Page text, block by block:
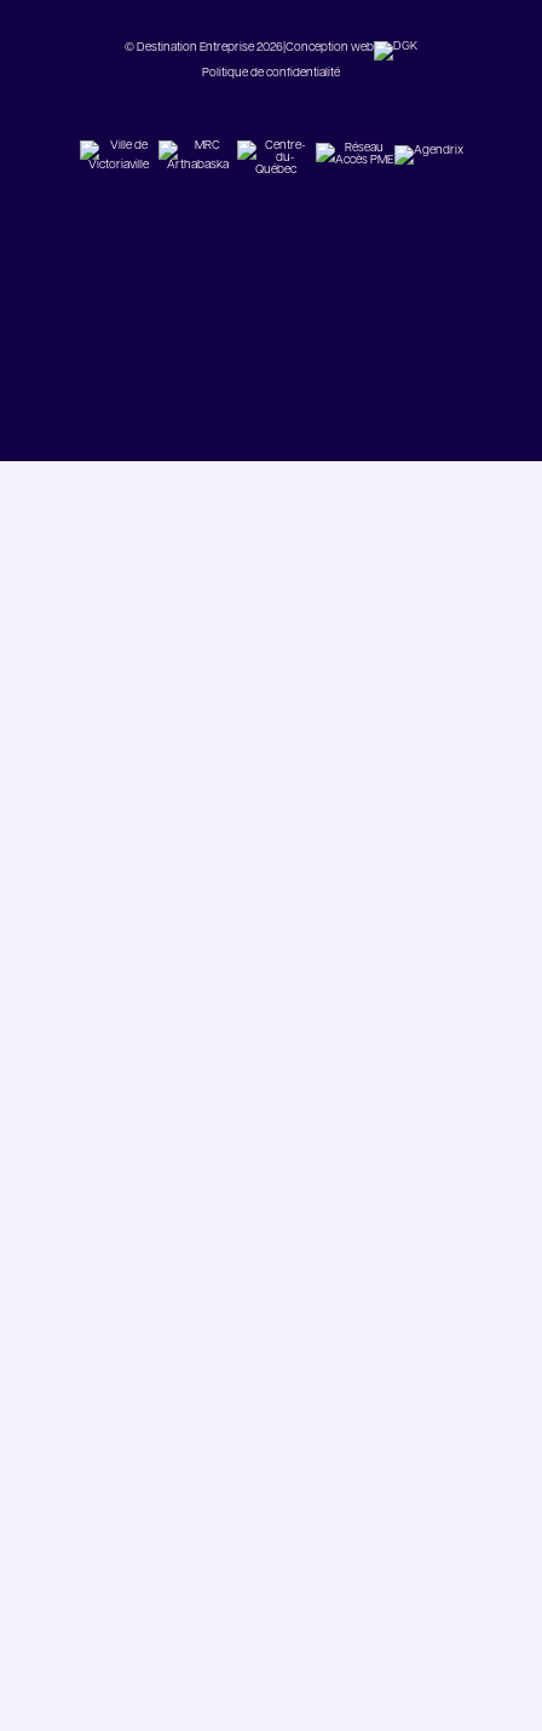
© Destination Entreprise 2026Conception web
Politique de confidentialité